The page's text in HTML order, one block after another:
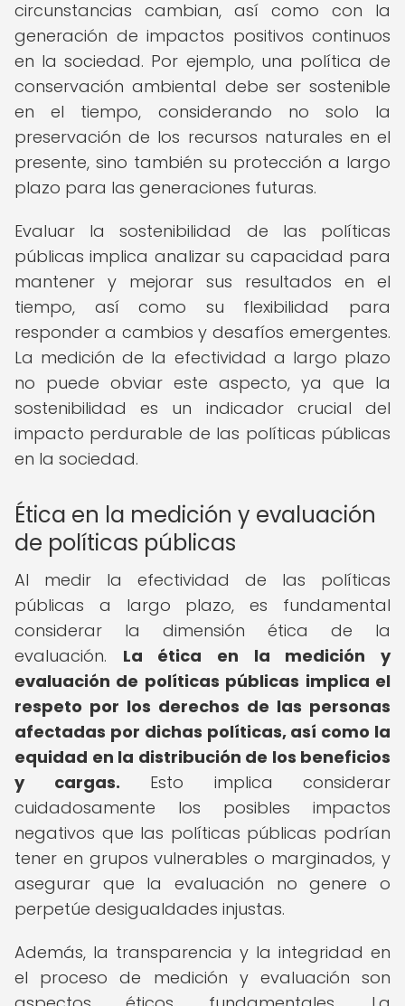
circunstancias cambian, así como con la
generación de impactos positivos continuos
en la sociedad. Por ejemplo, una política de
conservación ambiental debe ser sostenible
en el tiempo, considerando no solo la
preservación de los recursos naturales en el
presente, sino también su protección a largo
plazo para las generaciones futuras.
Evaluar la sostenibilidad de las políticas
públicas implica analizar su capacidad para
mantener y mejorar sus resultados en el
tiempo, así como su flexibilidad para
responder a cambios y desafíos emergentes.
La medición de la efectividad a largo plazo
no puede obviar este aspecto, ya que la
sostenibilidad es un indicador crucial del
impacto perdurable de las políticas públicas
en la sociedad.
Ética en la medición y evaluación
de políticas públicas
Al medir la efectividad de las políticas
públicas a largo plazo, es fundamental
considerar la dimensión ética de la
evaluación. La ética en la medición y
evaluación de políticas públicas implica el
respeto por los derechos de las personas
afectadas por dichas políticas, así como la
equidad en la distribución de los beneficios
y cargas. Esto implica considerar
cuidadosamente los posibles impactos
negativos que las políticas públicas podrían
tener en grupos vulnerables o marginados, y
asegurar que la evaluación no genere o
perpetúe desigualdades injustas.
Además, la transparencia y la integridad en
el proceso de medición y evaluación son